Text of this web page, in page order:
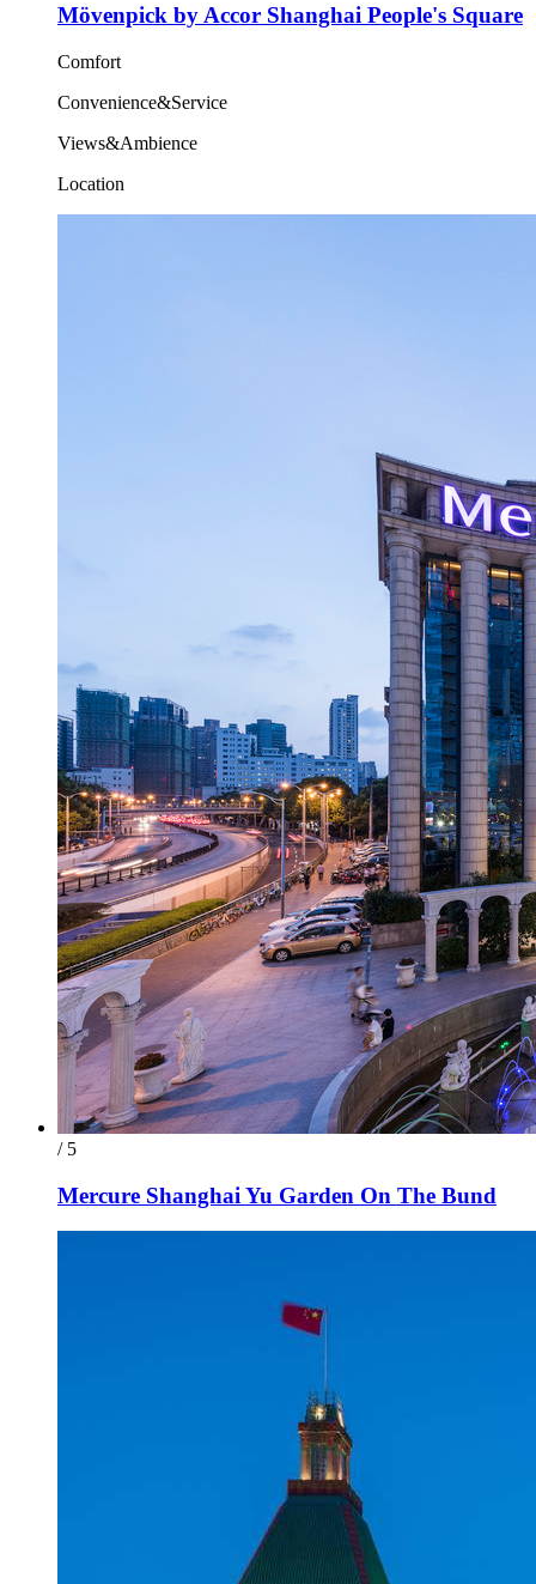
Mövenpick by Accor Shanghai People's Square
Comfort
Convenience&Service
Views&Ambience
Location
/ 5
Mercure Shanghai Yu Garden On The Bund